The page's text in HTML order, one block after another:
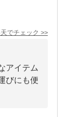
でチェック >>
アイテム
びにも便